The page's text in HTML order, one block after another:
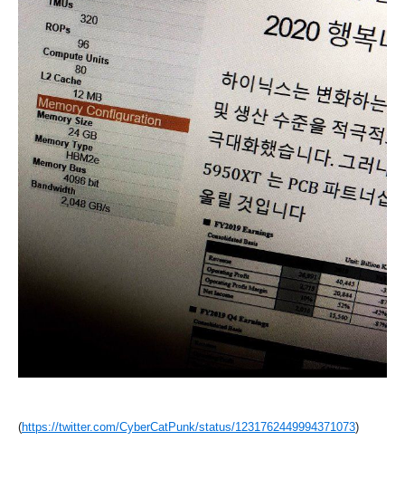
(https://twitter.com/CyberCatPunk/status/1231762449994371073)